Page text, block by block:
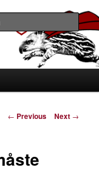
Post
← Previous Next →